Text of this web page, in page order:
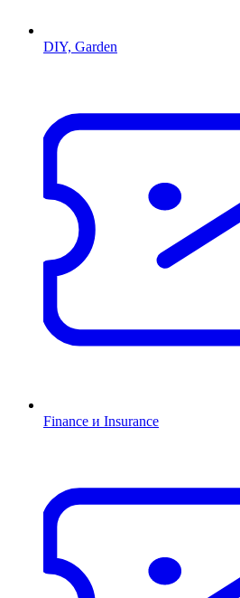
DIY, Garden
Finance и Insurance